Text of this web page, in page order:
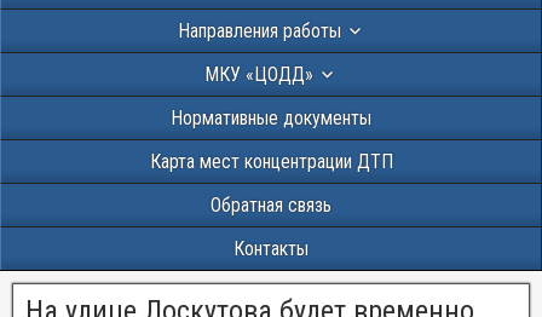
Направления работы
МКУ «ЦОДД»
Нормативные документы
Карта мест концентрации ДТП
Обратная связь
Контакты